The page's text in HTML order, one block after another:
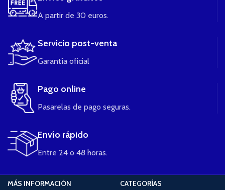
A partir de 30 euros.
Servicio post-venta
Garantía oficial
Pago online
Pasarelas de pago seguras.
Envío rápido
Entre 24 o 48 horas.
MÁS INFORMACIÓN
CATEGORÍAS